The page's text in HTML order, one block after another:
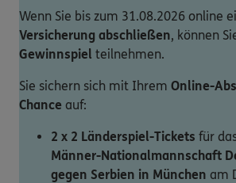
Wenn Sie bis zum 31.08.2026 online
Versicherung abschließen, können
Gewinnspiel teilnehmen.
Sie sichern sich mit Ihrem Online-
Chance auf:
2 x 2 Länderspiel-Tickets für
Männer-Nationalmannschaft
gegen Serbien in München am